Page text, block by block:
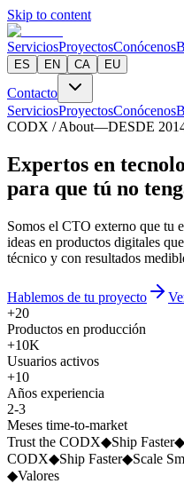
Skip to content
ServiciosProyectosConócenos
ES EN CA EU
Contacto
ServiciosProyectosConócenos
CODX / About—DESDE
Expertos en tecnolo
para que tú no
Somos el CTO externo que tu
ideas en productos digitales
técnico y con resultados
Hablemos de tu proyecto
+20
Productos en producción
+10K
Usuarios activos
+10
Años experiencia
2-3
Meses time-to-market
Trust the CODX◆Ship Faster◆
CODX◆Ship Faster◆Scale
◆Valores